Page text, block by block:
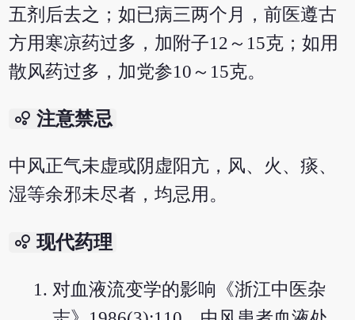
五剂后去之；如已病三两个月，前医遵古
方用寒凉药过多，加附子12～15克；如用
散风药过多，加党参10～15克。
bubble_chart 注意禁忌
中风正气未虚或阴虚阳亢，风、火、痰、
湿等余邪未尽者，均忌用。
bubble_chart 现代药理
对血液流变学的影响《浙江中医杂